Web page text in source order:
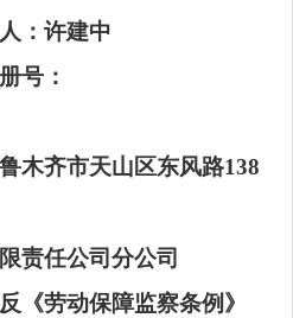
：许建中
号：
木齐市天山区东风路138
责任公司分公司
《劳动保障监察条例》